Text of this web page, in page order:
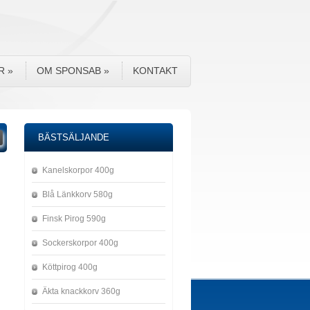
» OM SPONSAB » KONTAKT
BÄSTSÄLJANDE
Kanelskorpor 400g
Blå Länkkorv 580g
Finsk Pirog 590g
Sockerskorpor 400g
Köttpirog 400g
Äkta knackkorv 360g